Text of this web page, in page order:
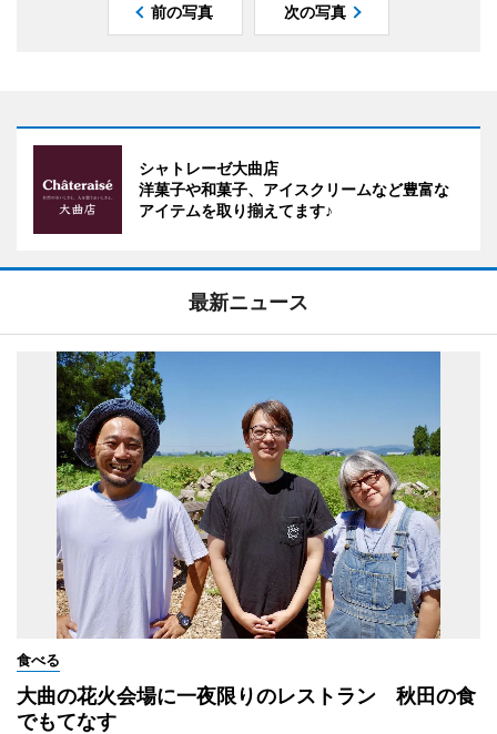
前の写真 次の写真
シャトレーゼ大曲店
洋菓子や和菓子、アイスクリームなど豊富な
アイテムを取り揃えてます♪
最新ニュース
食べる
大曲の花火会場に一夜限りのレストラン 秋田の食
でもてなす